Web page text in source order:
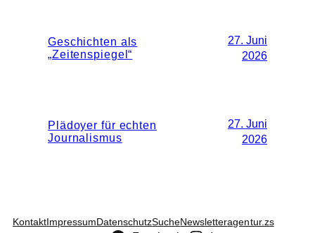
Geschichten als
„Zeitenspiegel“
27. Juni
2026
Plädoyer für echten
Journalismus
27. Juni
2026
KontaktImpressumDatenschutzSucheNewsletteragentur.zs